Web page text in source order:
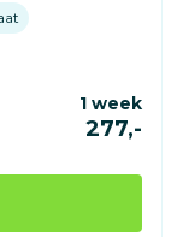
1 week
277,-